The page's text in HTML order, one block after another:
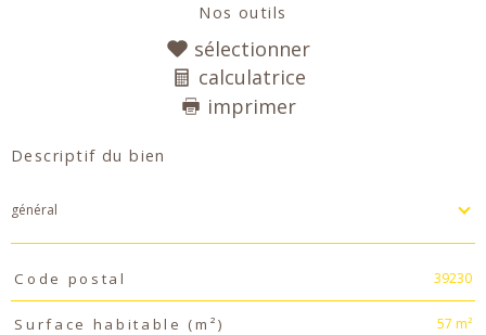
Nos outils
sélectionner
calculatrice
imprimer
Descriptif du bien
général
TRAD_PAMPERO_Caracteristique
Code postal 39230
Surface habitable (m²) 57 m²